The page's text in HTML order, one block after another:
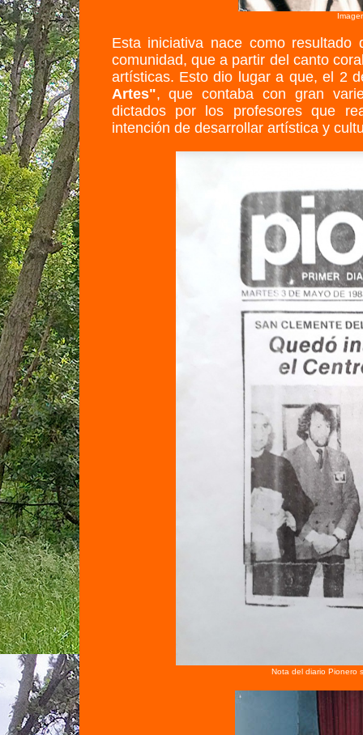
Esta iniciativa nace como
comunidad, que a partir del canto
artísticas. Esto dio lugar a que, el 2
Artes", que contaba con gran
dictados por los profesores que
intención de desarrollar artística y
Nota del diario Pionero